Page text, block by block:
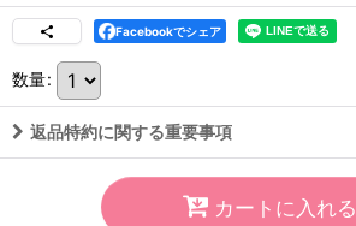
Facebookでシェア
数量:
返品特約に関する重要事項
カートに入れる